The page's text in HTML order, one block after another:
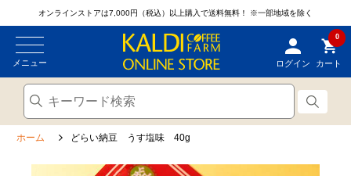
オンラインストアは7,000円（税込）以上購入で送料無料！ ※一部地域を除く
メニュー ログイン
0
カート
ホーム どらい納豆 うす塩味 40g